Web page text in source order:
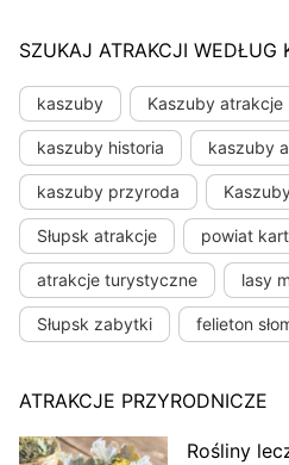
SZUKAJ ATRAKCJI WEDŁUG
kaszuby Kaszuby atrakcje
kaszuby historia kaszuby
kaszuby przyroda
Słupsk atrakcje powiat
atrakcje turystyczne lasy
Słupsk zabytki felieton
ATRAKCJE PRZYRODNICZE
Rośliny